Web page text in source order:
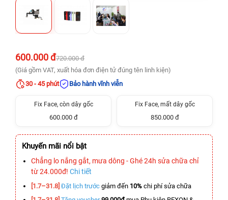
600.000 đ720.000 đ
(Giá gồm VAT, xuất hóa đơn điện tử đúng tên linh kiện)
30 - 45 phút
Bảo hành vĩnh viễn
Fix Face, còn dây gốc
600.000 đ
Fix Face, mất dây gốc
850.000 đ
Khuyến mãi nổi bật
Chẳng lo nắng gắt, mưa dông - Ghé 24h sửa chữa chỉ
từ 24.000đ! Chi tiết
[1.7–31.8] Đặt lịch trước giảm đến 10% chi phí sửa chữa